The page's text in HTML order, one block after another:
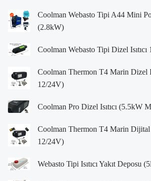
Coolman Webasto Tipi A44 Mini
(2.8kW)
Coolman Webasto Tipi Dizel
Coolman Thermon T4 Marin Dizel
12/24V)
Coolman Pro Dizel Isıtıcı (5.5kW
Coolman Thermon T4 Marin Dijital
12/24V)
Webasto Tipi Isıtıcı Yakıt Deposu